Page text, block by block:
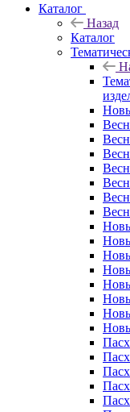
Каталог
Назад
Каталог